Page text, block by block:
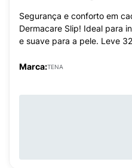
Segurança e conforto em
Dermacare Slip! Ideal para
e suave para a pele. Leve
Marca:TENA